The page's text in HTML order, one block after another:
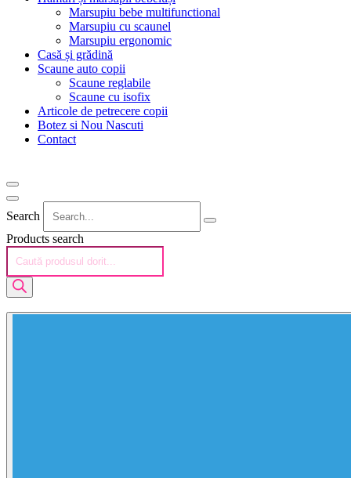
Marsupiu bebe multifunctional
Marsupiu cu scaunel
Marsupiu ergonomic
Casă și grădină
Scaune auto copii
Scaune reglabile
Scaune cu isofix
Articole de petrecere copii
Botez si Nou Nascuti
Contact
Search
Products search